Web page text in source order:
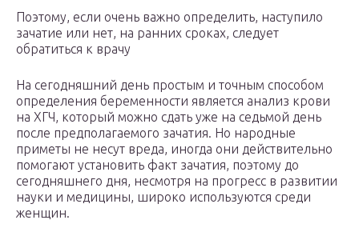
Поэтому, если очень важно определить, наступило
зачатие или нет, на ранних сроках, следует
обратиться к врачу
На сегодняшний день простым и точным способом
определения беременности является анализ крови
на ХГЧ, который можно сдать уже на седьмой день
после предполагаемого зачатия. Но народные
приметы не несут вреда, иногда они действительно
помогают установить факт зачатия, поэтому до
сегодняшнего дня, несмотря на прогресс в развитии
науки и медицины, широко используются среди
женщин.